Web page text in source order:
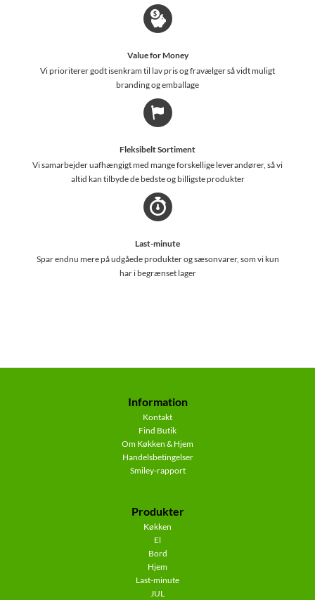
Value for Money
Vi prioriterer godt isenkram til lav pris og fravælger så vidt muligt
branding og emballage
Fleksibelt Sortiment
Vi samarbejder uafhængigt med mange forskellige leverandører, så vi
altid kan tilbyde de bedste og billigste produkter
Last-minute
Spar endnu mere på udgåede produkter og sæsonvarer, som vi kun
har i begrænset lager
Information
Kontakt
Find Butik
Om Køkken & Hjem
Handelsbetingelser
Smiley-rapport
Produkter
Køkken
El
Bord
Hjem
Last-minute
JUL